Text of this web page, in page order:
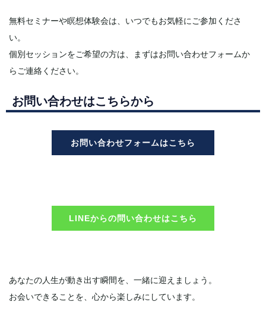
無料セミナーや瞑想体験会は、いつでもお気軽にご参加くださ
い。
個別セッションをご希望の方は、まずはお問い合わせフォームか
らご連絡ください。
お問い合わせはこちらから
お問い合わせフォームはこちら
LINEからの問い合わせはこちら
あなたの人生が動き出す瞬間を、一緒に迎えましょう。
お会いできることを、心から楽しみにしています。